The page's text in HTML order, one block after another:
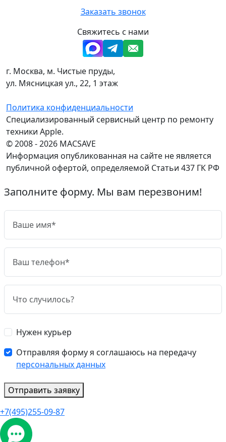
Заказать звонок
Свяжитесь с нами
г. Москва, м. Чистые пруды,
ул. Мясницкая ул., 22, 1 этаж
Политика конфиденциальности
Специализированный сервисный центр по ремонту
техники Apple.
© 2008 - 2026 MACSAVE
Информация опубликованная на сайте не является
публичной офертой, определяемой Статьи 437 ГК РФ
Заполните форму. Мы вам перезвоним!
Нужен курьер
Отправляя форму я соглашаюсь на передачу
персональных данных
Отправить заявку
+7(495)255-09-87